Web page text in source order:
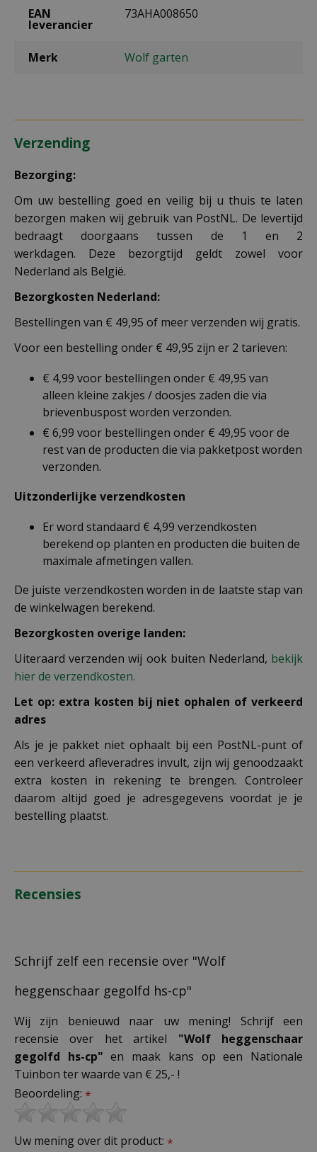
EAN
leverancier
73AHA008650
Merk Wolf garten
Verzending
Bezorging:
Om uw bestelling goed en veilig bij u thuis te laten
bezorgen maken wij gebruik van PostNL. De levertijd
bedraagt doorgaans tussen de 1 en 2
werkdagen. Deze bezorgtijd geldt zowel voor
Nederland als België.
Bezorgkosten Nederland:
Bestellingen van € 49,95 of meer verzenden wij gratis.
Voor een bestelling onder € 49,95 zijn er 2 tarieven:
€ 4,99 voor bestellingen onder € 49,95 van
alleen kleine zakjes / doosjes zaden die via
brievenbuspost worden verzonden.
€ 6,99 voor bestellingen onder € 49,95 voor de
rest van de producten die via pakketpost worden
verzonden.
Uitzonderlijke verzendkosten
Er word standaard € 4,99 verzendkosten
berekend op planten en producten die buiten de
maximale afmetingen vallen.
De juiste verzendkosten worden in de laatste stap van
de winkelwagen berekend.
Bezorgkosten overige landen:
Uiteraard verzenden wij ook buiten Nederland, bekijk
hier de verzendkosten.
Let op: extra kosten bij niet ophalen of verkeerd
adres
Als je je pakket niet ophaalt bij een PostNL-punt of
een verkeerd afleveradres invult, zijn wij genoodzaakt
extra kosten in rekening te brengen. Controleer
daarom altijd goed je adresgegevens voordat je je
bestelling plaatst.
Recensies
Schrijf zelf een recensie over "Wolf
heggenschaar gegolfd hs-cp"
Wij zijn benieuwd naar uw mening! Schrijf een
recensie over het artikel "Wolf heggenschaar
gegolfd hs-cp" en maak kans op een Nationale
Tuinbon ter waarde van € 25,- !
Beoordeling: *
Uw mening over dit product: *